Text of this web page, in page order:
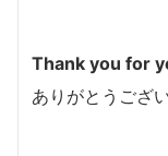
Thank you for
ありがとうござ